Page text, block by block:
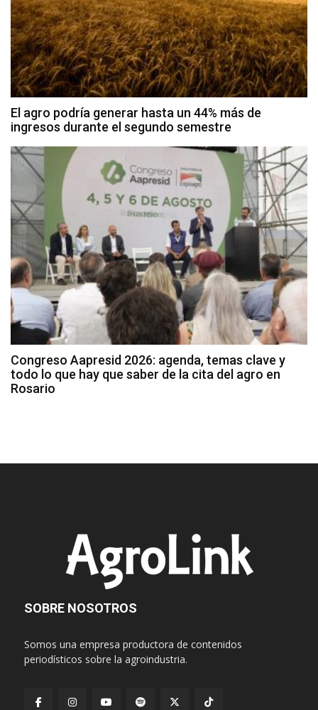
El agro podría generar hasta un 44% más de
ingresos durante el segundo semestre
Congreso Aapresid 2026: agenda, temas clave y
todo lo que hay que saber de la cita del agro en
Rosario
SOBRE NOSOTROS
Somos una empresa productora de contenidos
periodísticos sobre la agroindustria.